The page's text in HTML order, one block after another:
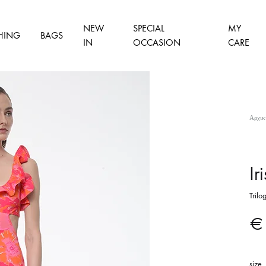
BAGS
NEW
IN
SPECIAL
OCCASION
MY
CARE
€
size